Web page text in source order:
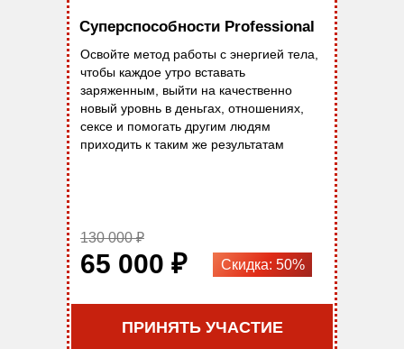
Скидка: 50%
Освойте метод работы с энергией тела,
чтобы каждое утро вставать
заряженным, выйти на качественно
новый уровнь в деньгах, отношениях,
сексе и помогать другим людям
приходить к таким же результатам
Суперспособности Professional
ПРИНЯТЬ УЧАСТИЕ
65 000 ₽
130 000 ₽